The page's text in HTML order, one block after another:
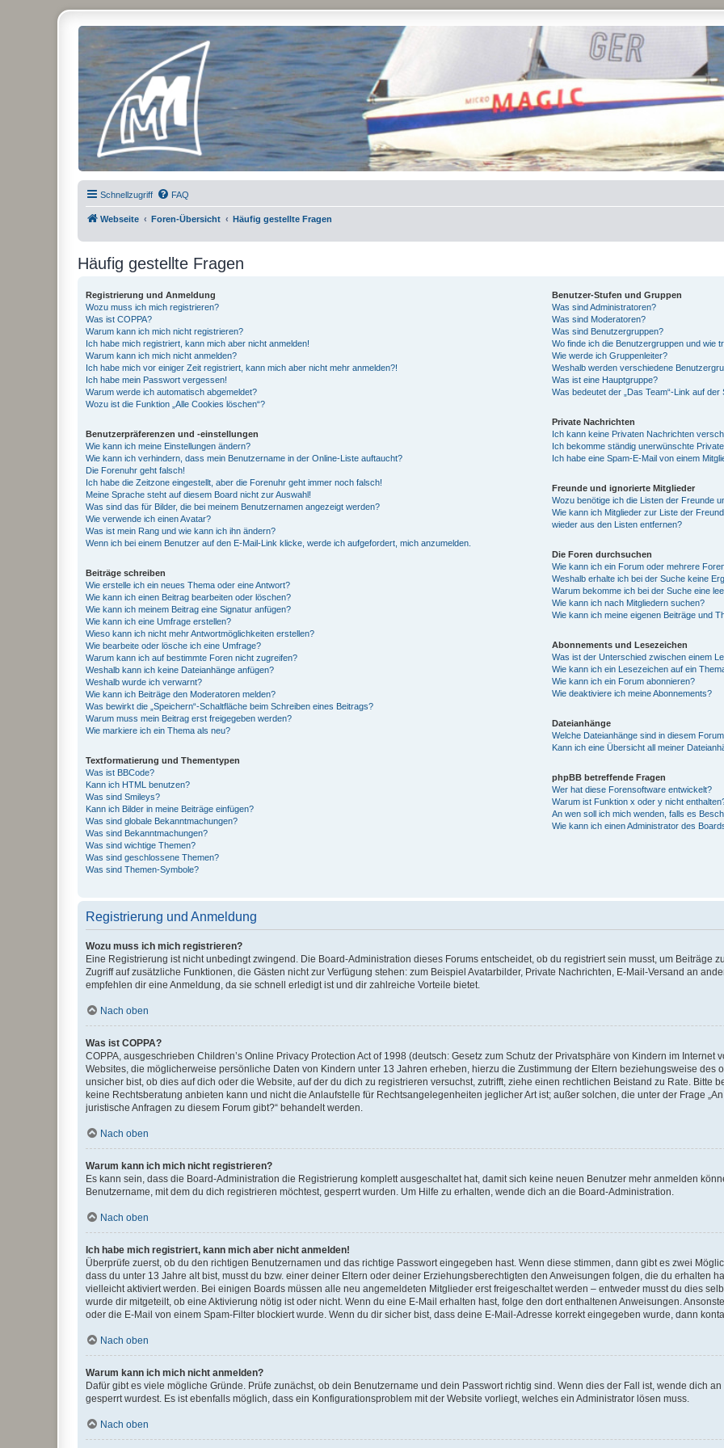
Micro Magic Forum Deutschland
Schnellzugriff FAQ
Webseite Foren-Übersicht Häufig gestellte Fragen
Häufig gestellte Fragen
Registrierung und Anmeldung
Wozu muss ich mich registrieren?
Was ist COPPA?
Warum kann ich mich nicht registrieren?
Ich habe mich registriert, kann mich aber nicht anmelden!
Warum kann ich mich nicht anmelden?
Ich habe mich vor einiger Zeit registriert, kann mich aber nicht mehr anmelden?!
Ich habe mein Passwort vergessen!
Warum werde ich automatisch abgemeldet?
Wozu ist die Funktion „Alle Cookies löschen“?
Benutzerpräferenzen und -einstellungen
Wie kann ich meine Einstellungen ändern?
Wie kann ich verhindern, dass mein Benutzername in der Online-Liste auftaucht?
Die Forenuhr geht falsch!
Ich habe die Zeitzone eingestellt, aber die Forenuhr geht immer noch falsch!
Meine Sprache steht auf diesem Board nicht zur Auswahl!
Was sind das für Bilder, die bei meinem Benutzernamen angezeigt werden?
Wie verwende ich einen Avatar?
Was ist mein Rang und wie kann ich ihn ändern?
Wenn ich bei einem Benutzer auf den E-Mail-Link klicke, werde ich aufgefordert, mich anzumelden.
Beiträge schreiben
Wie erstelle ich ein neues Thema oder eine Antwort?
Wie kann ich einen Beitrag bearbeiten oder löschen?
Wie kann ich meinem Beitrag eine Signatur anfügen?
Wie kann ich eine Umfrage erstellen?
Wieso kann ich nicht mehr Antwortmöglichkeiten erstellen?
Wie bearbeite oder lösche ich eine Umfrage?
Warum kann ich auf bestimmte Foren nicht zugreifen?
Weshalb kann ich keine Dateianhänge anfügen?
Weshalb wurde ich verwarnt?
Wie kann ich Beiträge den Moderatoren melden?
Was bewirkt die „Speichern“-Schaltfläche beim Schreiben eines Beitrags?
Warum muss mein Beitrag erst freigegeben werden?
Wie markiere ich ein Thema als neu?
Textformatierung und Thementypen
Was ist BBCode?
Kann ich HTML benutzen?
Was sind Smileys?
Kann ich Bilder in meine Beiträge einfügen?
Was sind globale Bekanntmachungen?
Was sind Bekanntmachungen?
Was sind wichtige Themen?
Was sind geschlossene Themen?
Was sind Themen-Symbole?
Benutzer-Stufen und Gruppen
Was sind Administratoren?
Was sind Moderatoren?
Was sind Benutzergruppen?
Wo finde ich die Benutzergruppen und wie
Wie werde ich Gruppenleiter?
Weshalb werden verschiedene
Was ist eine Hauptgruppe?
Was bedeutet der „Das Team“-Link auf der
Private Nachrichten
Ich kann keine Privaten Nachrichten
Ich bekomme ständig unerwünschte
Ich habe eine Spam-E-Mail von einem
Freunde und ignorierte Mitglieder
Wozu benötige ich die Listen der Freunde
Wie kann ich Mitglieder zur Liste der
wieder aus den Listen entfernen?
Die Foren durchsuchen
Wie kann ich ein Forum oder mehrere
Weshalb erhalte ich bei der Suche keine
Warum bekomme ich bei der Suche eine
Wie kann ich nach Mitgliedern suchen?
Wie kann ich meine eigenen Beiträge und
Abonnements und Lesezeichen
Was ist der Unterschied zwischen einem
Wie kann ich ein Lesezeichen auf ein
Wie kann ich ein Forum abonnieren?
Wie deaktiviere ich meine Abonnements?
Dateianhänge
Welche Dateianhänge sind in diesem
Kann ich eine Übersicht all meiner
phpBB betreffende Fragen
Wer hat diese Forensoftware entwickelt?
Warum ist Funktion x oder y nicht
An wen soll ich mich wenden, falls es
Wie kann ich einen Administrator des
Registrierung und Anmeldung
Wozu muss ich mich registrieren?
Eine Registrierung ist nicht unbedingt zwingend. Die Board-Administration dieses Forums entscheidet, ob du registriert sein musst, um Beiträge
Zugriff auf zusätzliche Funktionen, die Gästen nicht zur Verfügung stehen: zum Beispiel Avatarbilder, Private Nachrichten, E-Mail-Versand an
empfehlen dir eine Anmeldung, da sie schnell erledigt ist und dir zahlreiche Vorteile bietet.
Nach oben
Was ist COPPA?
COPPA, ausgeschrieben Children’s Online Privacy Protection Act of 1998 (deutsch: Gesetz zum Schutz der Privatsphäre von Kindern im Internet
Websites, die möglicherweise persönliche Daten von Kindern unter 13 Jahren erheben, hierzu die Zustimmung der Eltern beziehungsweise des
unsicher bist, ob dies auf dich oder die Website, auf der du dich zu registrieren versuchst, zutrifft, ziehe einen rechtlichen Beistand zu Rate. Bitte
keine Rechtsberatung anbieten kann und nicht die Anlaufstelle für Rechtsangelegenheiten jeglicher Art ist; außer solchen, die unter der Frage
juristische Anfragen zu diesem Forum gibt?“ behandelt werden.
Nach oben
Warum kann ich mich nicht registrieren?
Es kann sein, dass die Board-Administration die Registrierung komplett ausgeschaltet hat, damit sich keine neuen Benutzer mehr anmelden
Benutzername, mit dem du dich registrieren möchtest, gesperrt wurden. Um Hilfe zu erhalten, wende dich an die Board-Administration.
Nach oben
Ich habe mich registriert, kann mich aber nicht anmelden!
Überprüfe zuerst, ob du den richtigen Benutzernamen und das richtige Passwort eingegeben hast. Wenn diese stimmen, dann gibt es zwei
dass du unter 13 Jahre alt bist, musst du bzw. einer deiner Eltern oder deiner Erziehungsberechtigten den Anweisungen folgen, die du erhalten
vielleicht aktiviert werden. Bei einigen Boards müssen alle neu angemeldeten Mitglieder erst freigeschaltet werden – entweder musst du dies
wurde dir mitgeteilt, ob eine Aktivierung nötig ist oder nicht. Wenn du eine E-Mail erhalten hast, folge den dort enthaltenen Anweisungen.
oder die E-Mail von einem Spam-Filter blockiert wurde. Wenn du dir sicher bist, dass deine E-Mail-Adresse korrekt eingegeben wurde, dann
Nach oben
Warum kann ich mich nicht anmelden?
Dafür gibt es viele mögliche Gründe. Prüfe zunächst, ob dein Benutzername und dein Passwort richtig sind. Wenn dies der Fall ist, wende dich
gesperrt wurdest. Es ist ebenfalls möglich, dass ein Konfigurationsproblem mit der Website vorliegt, welches ein Administrator lösen muss.
Nach oben